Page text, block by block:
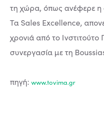
τη χώρα, όπως ανέφερε η
Τα Sales Excellence,
χρονιά από το
συνεργασία με τη
πηγή: www.tovima.gr